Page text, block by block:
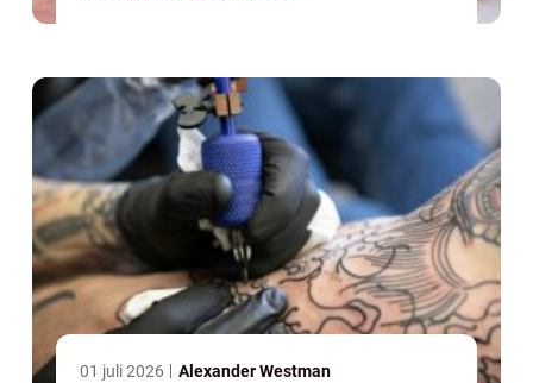
01 juli 2026 Alexander Westman